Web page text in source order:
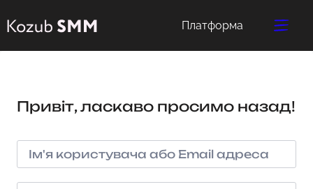
Платформа
Привіт, ласкаво просимо назад!